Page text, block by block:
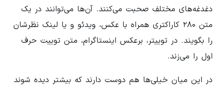
دغدغه‌های مختلف صحبت می‌کنند. آن‌ها می‌توانند در یک
متن ۲۸۰ کاراکتری همراه با عکس، ویدئو و یا لینک نظرشان
را بگویند. در توییتر، برعکس اینستاگرام، متن توییت حرف
اول را می‌زند.
در این میان خیلی‌ها هم دوست دارند که بیشتر دیده شوند